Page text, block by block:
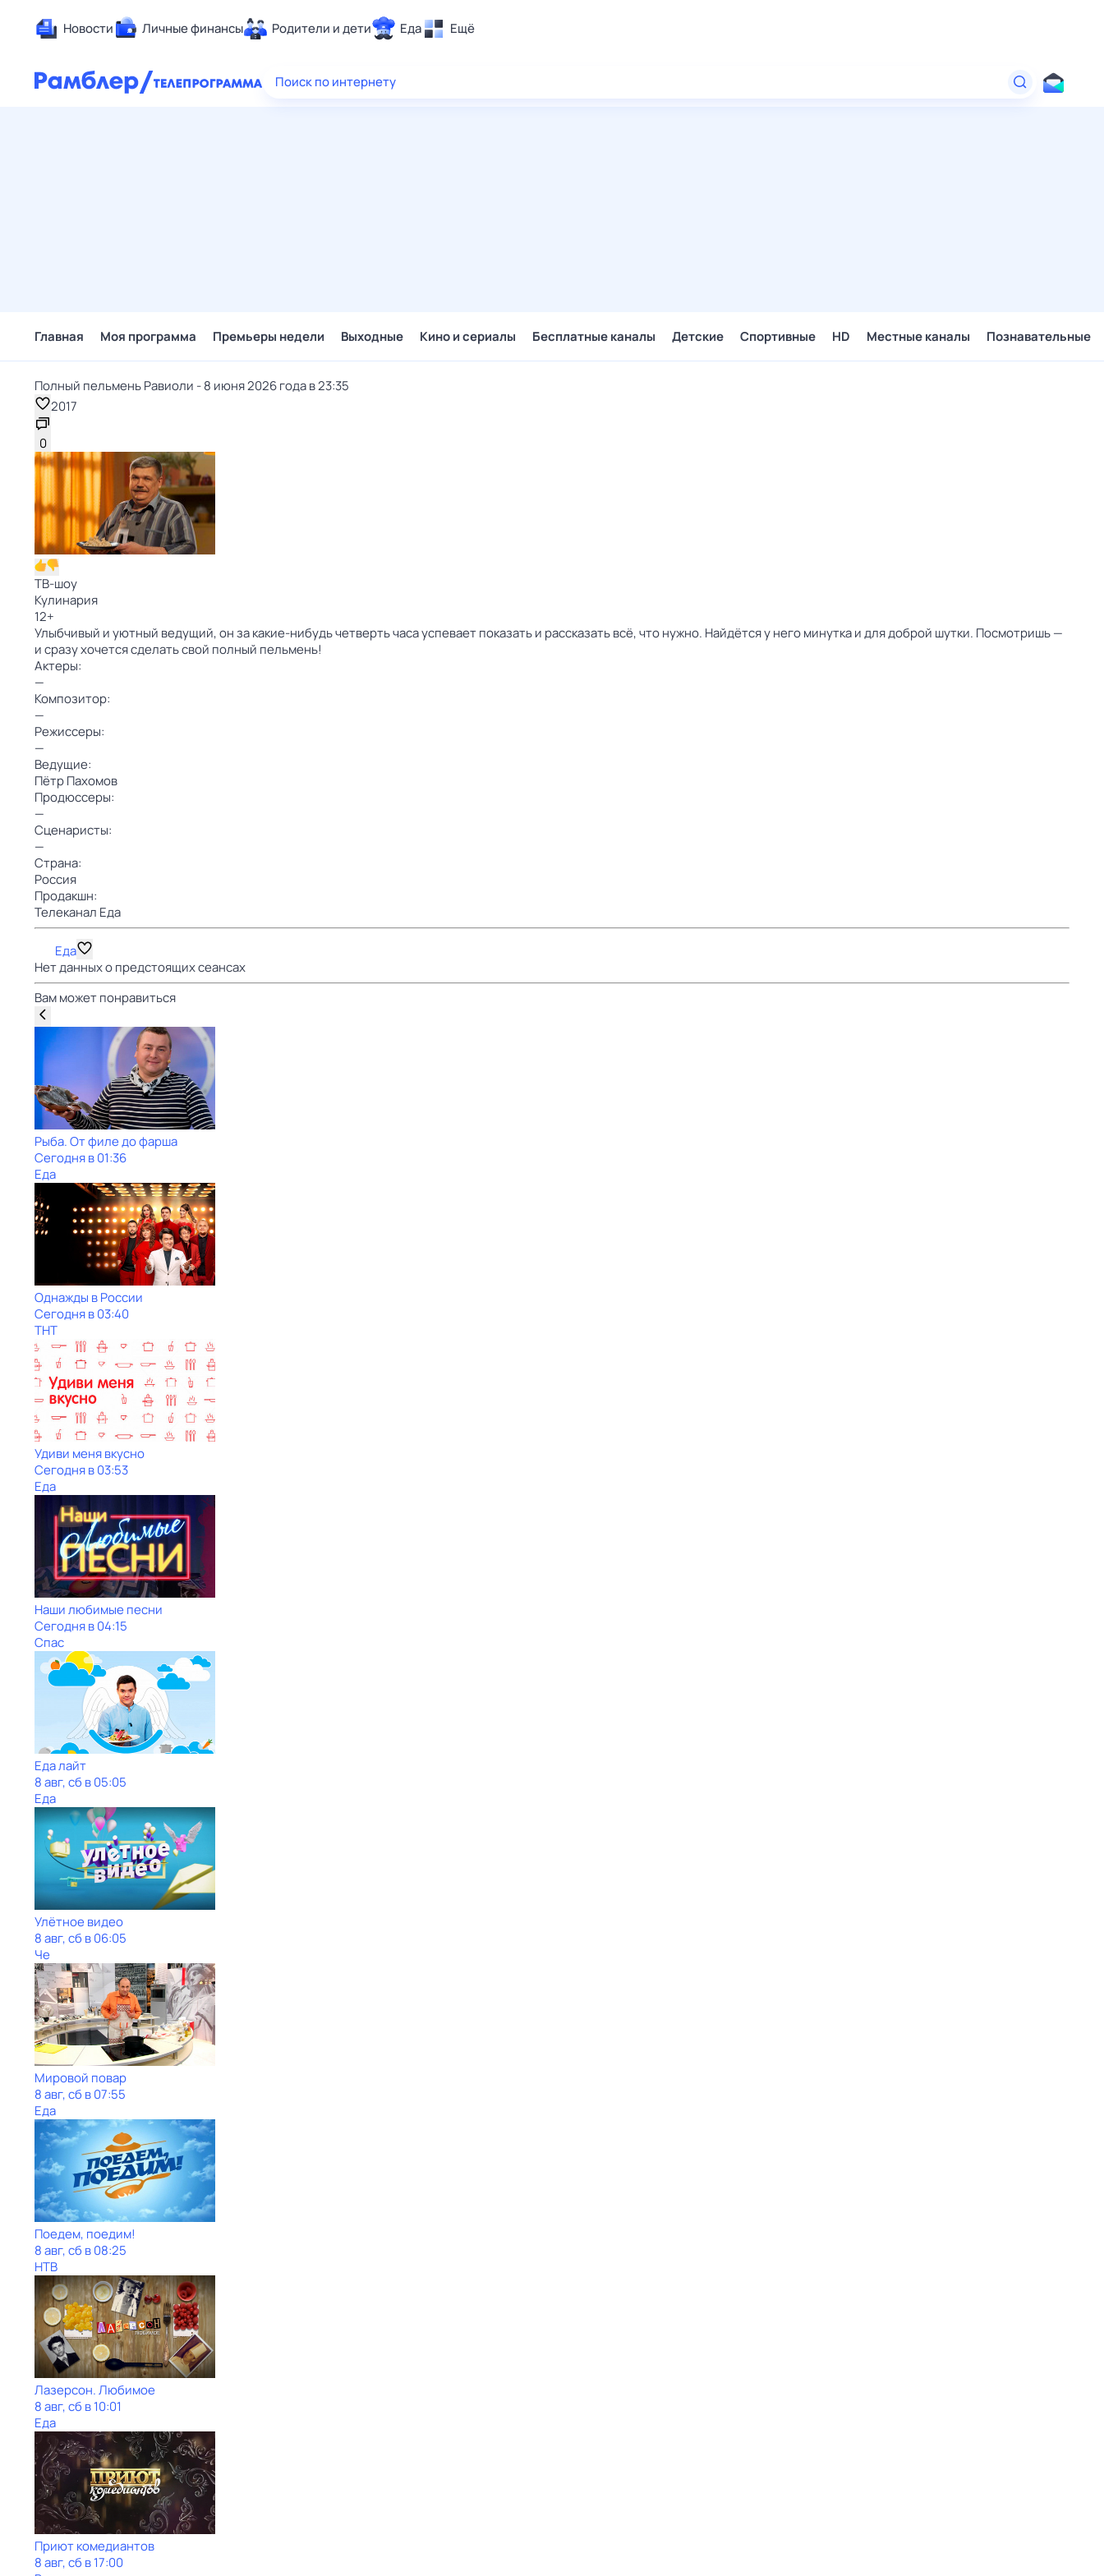
Новости Личные финансы Родители и дети Еда Ещё
Здоровье
Поиск по интернету
Главная Моя программа Премьеры недели Выходные Кино и сериалы Бесплатные каналы Детские Спортивные HD Местные каналы Познавательные
Полный пельмень Равиоли - 8 июня 2026 года в 23:35
2017
0
ТВ-шоу
Кулинария
12+
Улыбчивый и уютный ведущий, он за какие-нибудь четверть часа успевает показать и рассказать всё, что нужно. Найдётся у него минутка и для доброй шутки. Посмотришь —
и сразу хочется сделать свой полный пельмень!
Актеры:
—
Композитор:
—
Режиссеры:
—
Ведущие:
Пётр Пахомов
Продюссеры:
—
Сценаристы:
—
Страна:
Россия
Продакшн:
Телеканал Еда
Еда
Нет данных о предстоящих сеансах
Вам может понравиться
Рыба. От филе до фарша
Сегодня в 01:36
Еда
Однажды в России
Сегодня в 03:40
ТНТ
Удиви меня вкусно
Сегодня в 03:53
Еда
Наши любимые песни
Сегодня в 04:15
Спас
Еда лайт
8 авг, сб в 05:05
Еда
Улётное видео
8 авг, сб в 06:05
Че
Мировой повар
8 авг, сб в 07:55
Еда
Поедем, поедим!
8 авг, сб в 08:25
НТВ
Лазерсон. Любимое
8 авг, сб в 10:01
Еда
Приют комедиантов
8 авг, сб в 17:00